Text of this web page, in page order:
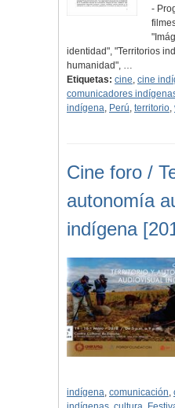
-
identidad", "Territorios
humanidad", …
Etiquetas: cine, cine
comunicadores
indígena, Perú, territorio,
Cine foro /
autonomía
indígena
indígena, comunicación,